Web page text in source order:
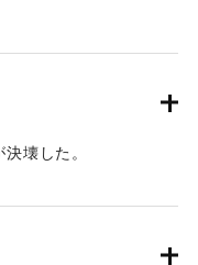
壊した。